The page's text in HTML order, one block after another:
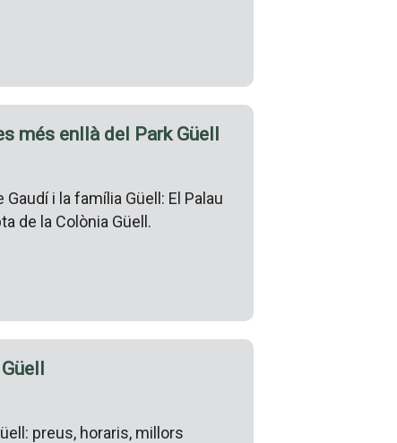
més enllà del Park Güell
i la família Güell: El Palau
de la Colònia Güell.
preus, horaris, millors